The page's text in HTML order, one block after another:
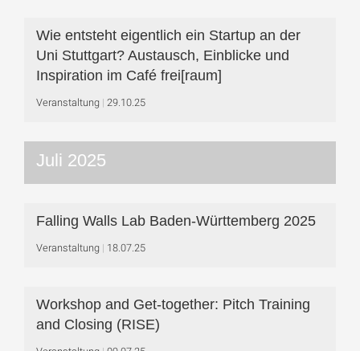
Wie entsteht eigentlich ein Startup an der
Uni Stuttgart? Austausch, Einblicke und
Inspiration im Café frei[raum]
Veranstaltung 29.10.25
Juli 2025
Falling Walls Lab Baden-Württemberg 2025
Veranstaltung 18.07.25
Workshop and Get-together: Pitch Training
and Closing (RISE)